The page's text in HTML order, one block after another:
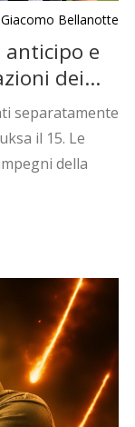
Giacomo Bellanotte
anticipo e
dei
separatamente
il 15. Le
della